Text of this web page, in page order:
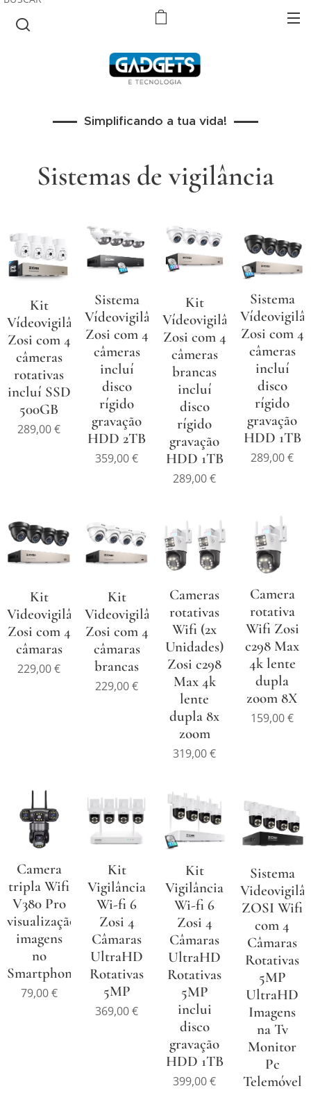
Simplificando a tua vida!
Sistemas de vigilância
Kit
Vídeovigilância
Zosi com 4
câmeras
rotativas
incluí SSD
500GB
289,00€
Sistema
Vídeovigilância
Zosi com 4
câmeras
incluí
disco
rígido
gravação
HDD 2TB
359,00€
Kit
Vídeovigilância
Zosi com 4
câmeras
brancas
incluí
disco
rígido
gravação
HDD 1TB
289,00€
Sistema
Zosi com 4
câmeras
incluí
disco
rígido
gravação
HDD 1TB
289,00€
Kit
Videovigilância
Zosi com 4
câmaras
229,00€
Kit
Videovigilância
Zosi com 4
câmaras
brancas
229,00€
Cameras
rotativas
Wifi (2x
Unidades)
Zosi c298
Max 4k
lente
dupla 8x
zoom
319,00€
Camera
rotativa
Wifi Zosi
c298 Max
4k lente
dupla
zoom 8X
159,00€
Camera
tripla Wifi
V380 Pro
visualização
imagens
no
Smartphone
79,00€
Kit
Vigilância
Wi-fi 6
Zosi 4
Câmaras
UltraHD
Rotativas
5MP
369,00€
Kit
Vigilância
Wi-fi 6
Zosi 4
Câmaras
UltraHD
Rotativas
5MP
inclui
disco
gravação
HDD 1TB
399,00€
Sistema
ZOSI Wifi
com 4
Câmaras
Rotativas
5MP
UltraHD
Imagens
na Tv
Monitor
Pc
Telemóvel